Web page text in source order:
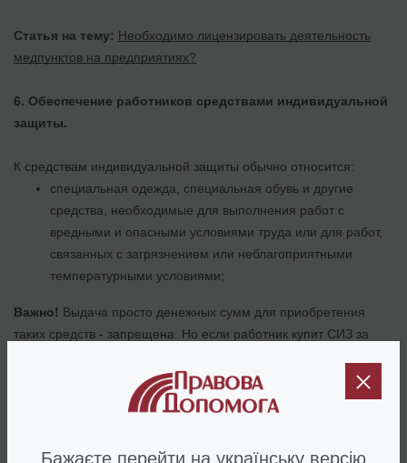
Статья на тему: Необходимо лицензировать деятельность
медпунктов на предприятиях?
6. Обеспечение работников средствами индивидуальной
защиты.
К средствам индивидуальной защиты обычно относится:
специальная одежда, специальная обувь и другие
средства, необходимые для выполнения работ с
вредными и опасными условиями труда или для работ,
связанных с загрязнением или неблагоприятными
температурными условиями;
Важно! Выдача просто денежных сумм для приобретения
таких средств - запрещена. Но если работник купит СИЗ за
работодатель обязан компенсировать работнику стоимость их
Бажаєте перейти на українську версію